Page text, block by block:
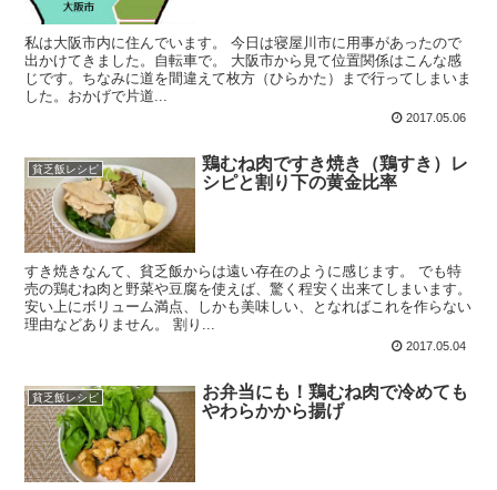
私は大阪市内に住んでいます。 今日は寝屋川市に用事があったので
出かけてきました。自転車で。 大阪市から見て位置関係はこんな感
じです。ちなみに道を間違えて枚方（ひらかた）まで行ってしまいま
した。おかげで片道...
2017.05.06
貧乏飯レシピ
鶏むね肉ですき焼き（鶏すき）レ
シピと割り下の黄金比率
すき焼きなんて、貧乏飯からは遠い存在のように感じます。 でも特
売の鶏むね肉と野菜や豆腐を使えば、驚く程安く出来てしまいます。
安い上にボリューム満点、しかも美味しい、となればこれを作らない
理由などありません。 割り...
2017.05.04
貧乏飯レシピ
お弁当にも！鶏むね肉で冷めても
やわらかから揚げ